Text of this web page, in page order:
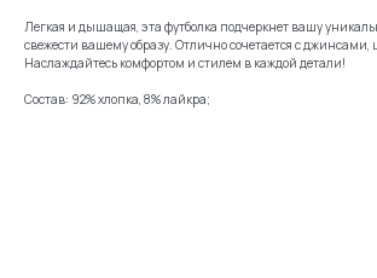
Легкая и дышащая, эта футболка подчеркнет вашу
свежести вашему образу. Отлично сочетается с
Наслаждайтесь комфортом и стилем в каждой детали!
Состав: 92% хлопка, 8% лайкра;